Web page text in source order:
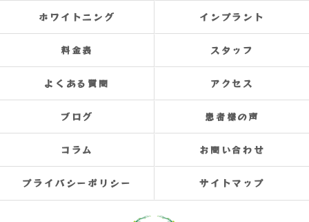
ホワイトニング インプラント
料金表 スタッフ
よくある質問 アクセス
ブログ 患者様の声
コラム お問い合わせ
プライバシーポリシー サイトマップ